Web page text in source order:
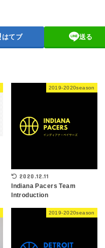
はてブ 送る
2019-2020season
2020.12.11
Indiana Pacers Team
Introduction
2019-2020season